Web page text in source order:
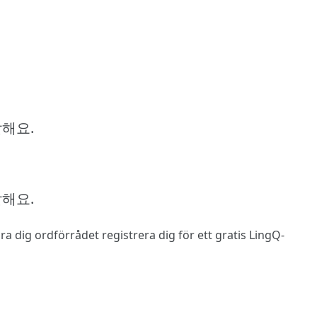
요.
요.
dig ordförrådet registrera dig för ett gratis LingQ-